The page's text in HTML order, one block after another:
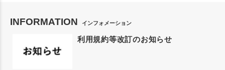
INFORMATION インフォメーション
利用規約等改訂のお知らせ